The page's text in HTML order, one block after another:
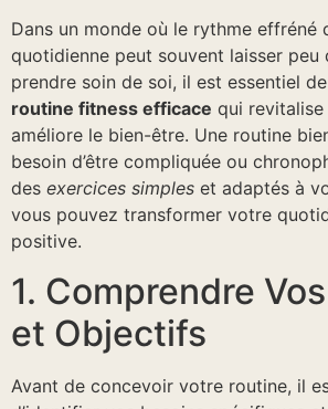
Dans un monde où le rythme effréné
quotidienne peut souvent laisser peu
prendre soin de soi, il est essentiel de
routine fitness efficace qui revitalise
améliore le bien-être. Une routine
besoin d’être compliquée ou
des exercices simples et adaptés à
vous pouvez transformer votre
positive.
1. Comprendre
et Objectifs
Avant de concevoir votre routine, il